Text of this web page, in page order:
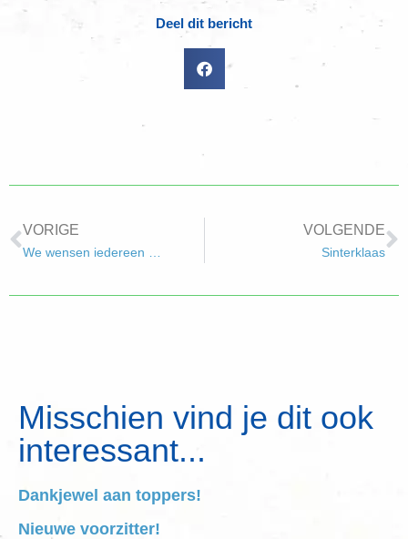
Deel dit bericht
VORIGE
We wensen iedereen …
VOLGENDE
Sinterklaas
Misschien vind je dit ook
interessant...
Dankjewel aan toppers!
Nieuwe voorzitter!